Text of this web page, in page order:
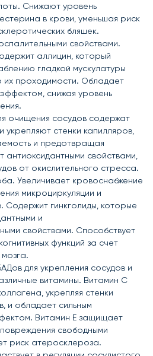
Снижают уровень
в крови, уменьшая риск
бляшек.
свойствами.
аллицин, который
гладкой мускулатуры
их проходимости. Обладает
снижая уровень
очищения сосудов содержат
укрепляют стенки капилляров,
и предотвращая
антиоксидантными свойствами,
от окислительного стресса.
Увеличивает кровоснабжение
микроциркуляции и
Содержит гинкголиды, которые
и
свойствами. Способствует
функций за счет
для укрепления сосудов и
витамины. Витамин C
укрепляя стенки
и обладает сильным
Витамин E защищает
свободными
риск атеросклероза.